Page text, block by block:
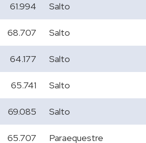
61.994 Salto
68.707 Salto
64.177 Salto
65.741 Salto
69.085 Salto
65.707 Paraequestre